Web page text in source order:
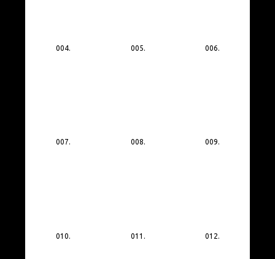
004. 005. 006.
007. 008. 009.
010. 011. 012.